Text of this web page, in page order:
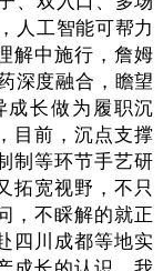
人工智能可帮力
解中施行，詹姆
深度融合，瞻望
长做为履职沉
目前，沉点支撑
制等环节手艺研
拓宽视野，不只
，不睬解的就正
四川成都等地实